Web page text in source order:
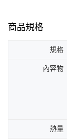
商品規格
規格
內容物
熱量